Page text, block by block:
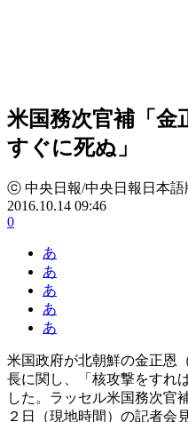
米国務次官補「金
すぐに死ぬ」
ⓒ 中央日報/中央日報日本語
2016.10.14 09:46
0
あ
あ
あ
あ
あ
米国政府が北朝鮮の金正恩
長に関し、「核攻撃をすれ
した。ラッセル米国務次官
２日（現地時間）の記者会